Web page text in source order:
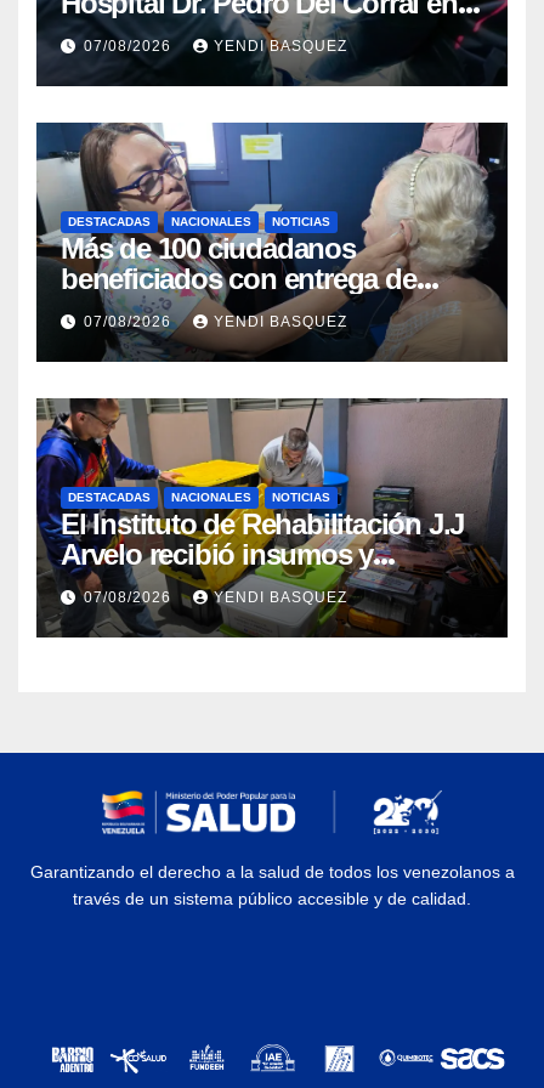
Guárico
07/08/2026 YENDI BASQUEZ
DESTACADAS NACIONALES NOTICIAS
Más de 100 ciudadanos
beneficiados con entrega de
prótesis auditivas en el Centro de
Rehabilitación J.J. Arvelo
07/08/2026 YENDI BASQUEZ
DESTACADAS NACIONALES NOTICIAS
El Instituto de Rehabilitación J.J
Arvelo recibió insumos y
herramientas para la atención de
personas con discapacidad
07/08/2026 YENDI BASQUEZ
Garantizando el derecho a la salud de todos los venezolanos a
través de un sistema público accesible y de calidad.